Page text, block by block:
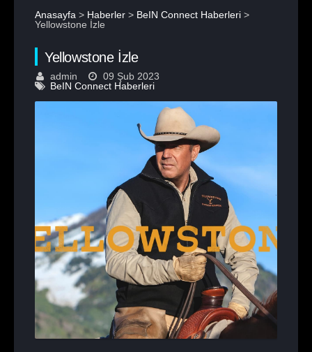
Anasayfa > Haberler > BeIN Connect Haberleri >
Yellowstone İzle
Yellowstone İzle
admin
09 Şub 2023
BeIN Connect Haberleri